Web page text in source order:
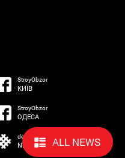
ALL NEWS
StroyObzor
КИЇВ
StroyObzor
ОДЕСА
developed by
NETSOFTWARE